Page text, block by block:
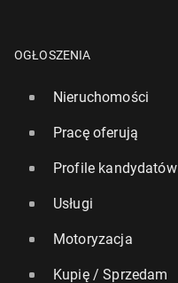
OGŁOSZENIA
Nieruchomości
Pracę oferują
Profile kandydatów
Usługi
Motoryzacja
Kupię / Sprzedam